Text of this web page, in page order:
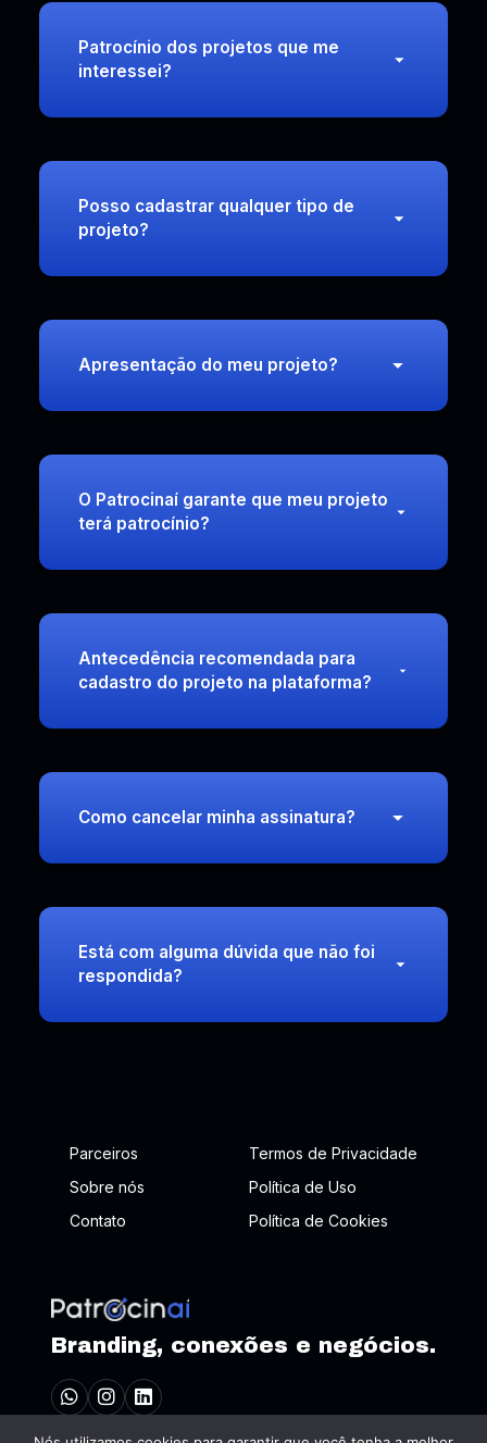
Patrocínio dos projetos que me
interessei?
Posso cadastrar qualquer tipo de
projeto?
Apresentação do meu projeto?
O Patrocinaí garante que meu projeto
terá patrocínio?
Antecedência recomendada para
cadastro do projeto na plataforma?
Como cancelar minha assinatura?
Está com alguma dúvida que não foi
respondida?
Branding, conexões e negócios.
Parceiros
Termos de Privacidade
Sobre nós
Política de Uso
Contato
Política de Cookies